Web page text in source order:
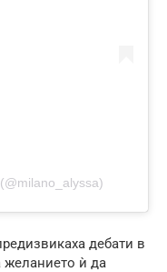
дебати в
желанието ѝ да